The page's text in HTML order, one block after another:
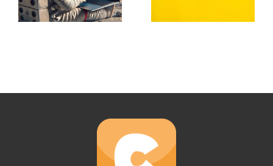
Comptabilité
et Gestion